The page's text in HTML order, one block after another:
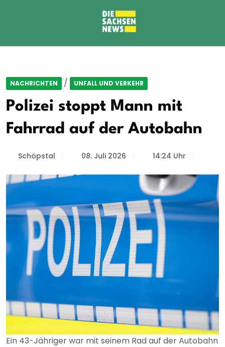
NACHRICHTEN / UNFALL UND VERKEHR
Polizei stoppt Mann mit
Fahrrad auf der Autobahn
Schöpstal 08. Juli 2026 14:24 Uhr
Ein 43-Jähriger war mit seinem Rad auf der Autobahn